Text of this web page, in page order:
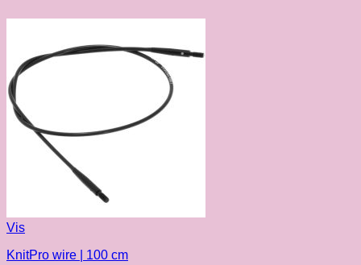
Vis
KnitPro wire | 100 cm